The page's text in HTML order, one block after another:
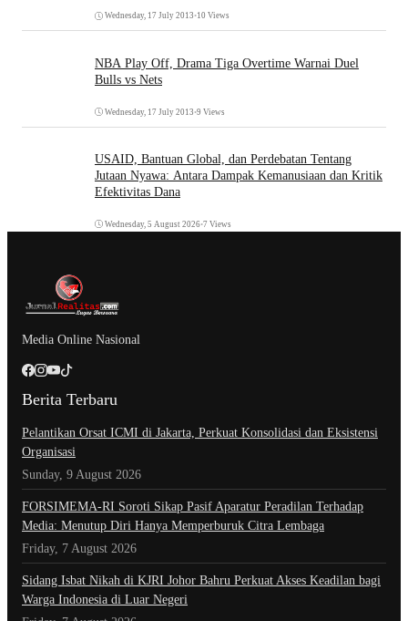
Wednesday, 17 July 2013 •10 Views
NBA Play Off, Drama Tiga Overtime Warnai Duel
Bulls vs Nets
Wednesday, 17 July 2013 •9 Views
USAID, Bantuan Global, dan Perdebatan Tentang
Jutaan Nyawa: Antara Dampak Kemanusiaan dan Kritik
Efektivitas Dana
Wednesday, 5 August 2026•7 Views
Media Online Nasional
Berita Terbaru
Pelantikan Orsat ICMI di Jakarta, Perkuat Konsolidasi dan Eksistensi
Organisasi
Sunday, 9 August 2026
​FORSIMEMA-RI Soroti Sikap Pasif Aparatur Peradilan Terhadap
Media: Menutup Diri Hanya Memperburuk Citra Lembaga
Friday, 7 August 2026
Sidang Isbat Nikah di KJRI Johor Bahru Perkuat Akses Keadilan bagi
Warga Indonesia di Luar Negeri